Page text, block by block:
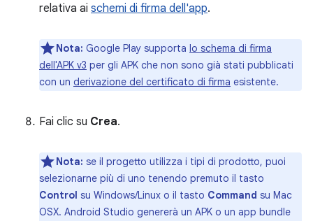
relativa ai schemi di firma dell'app.
Nota: Google Play supporta lo schema di firma
dell'APK v3 per gli APK che non sono già stati pubblicati
con un derivazione del certificato di firma esistente.
Fai clic su Crea.
Nota: se il progetto utilizza i tipi di prodotto, puoi
selezionarne più di uno tenendo premuto il tasto
Control su Windows/Linux o il tasto Command su Mac
OSX. Android Studio genererà un APK o un app bundle